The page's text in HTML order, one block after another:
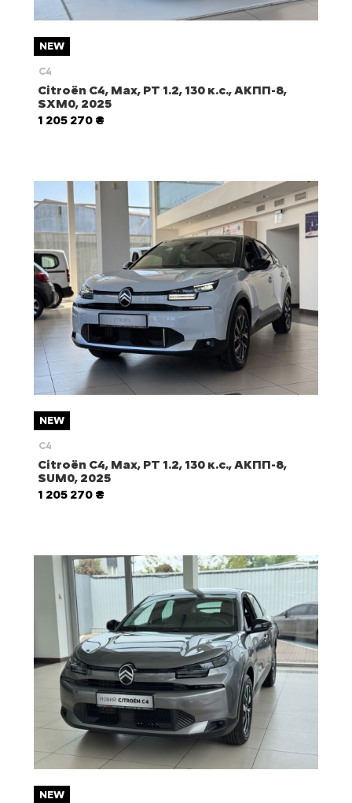
NEW
C4
Citroën С4, Max, PT 1.2, 130 к.с., АКПП-8,
SXM0, 2025
1 205 270 ₴
NEW
C4
Citroën С4, Max, PT 1.2, 130 к.с., АКПП-8,
SUM0, 2025
1 205 270 ₴
NEW